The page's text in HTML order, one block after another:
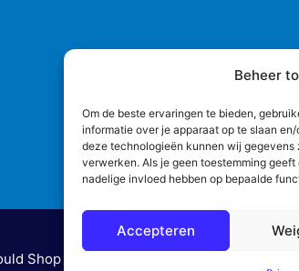
Beheer
Om de beste ervaringen te bieden,
informatie over je apparaat op te slaan
deze technologieën kunnen wij
verwerken. Als je geen toestemming
nadelige invloed hebben op bepaalde
Accepteren
Shop